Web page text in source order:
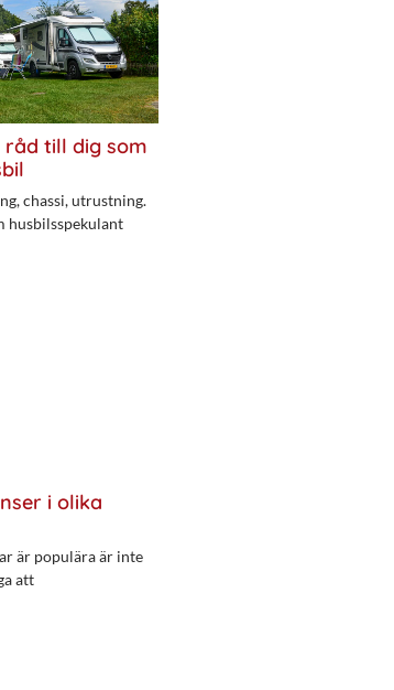
råd till dig som
chassi, utrustning.
husbilsspekulant
i olika
är populära är inte
att